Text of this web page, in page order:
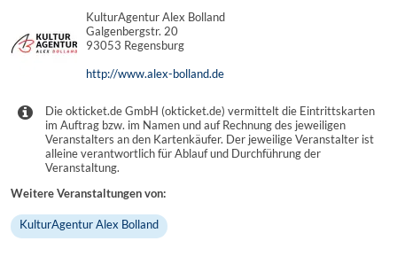
KulturAgentur Alex Bolland
Galgenbergstr. 20
93053 Regensburg
http://www.alex-bolland.de
Die okticket.de GmbH (okticket.de) vermittelt die Eintrittskarten
im Auftrag bzw. im Namen und auf Rechnung des jeweiligen
Veranstalters an den Kartenkäufer. Der jeweilige Veranstalter ist
alleine verantwortlich für Ablauf und Durchführung der
Veranstaltung.
Weitere Veranstaltungen von:
KulturAgentur Alex Bolland